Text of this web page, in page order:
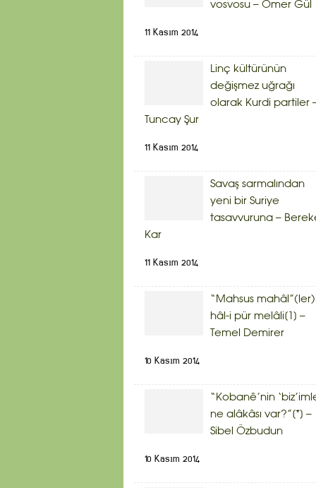
vosvosu – Ömer Gül
11 Kasım 2014
Linç kültürünün
değişmez uğrağı
olarak Kurdi partiler
Tuncay Şur
11 Kasım 2014
Savaş sarmalından
yeni bir Suriye
tasavvuruna –
Kar
11 Kasım 2014
“Mahsus
hâl-i pür melâli[1] –
Temel Demirer
10 Kasım 2014
“Kobanê’nin
ne alâkâsı var?”[*] –
Sibel Özbudun
10 Kasım 2014